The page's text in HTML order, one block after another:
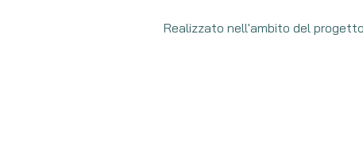
Realizzato nell'ambito del